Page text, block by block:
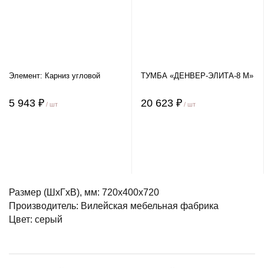
Элемент: Карниз угловой
5 943 ₽ / шт
ТУМБА «ДЕНВЕР-ЭЛИТА-8 М»
20 623 ₽ / шт
Размер (ШхГхВ), мм: 720х400х720
Производитель: Вилейская мебельная фабрика
Цвет: серый